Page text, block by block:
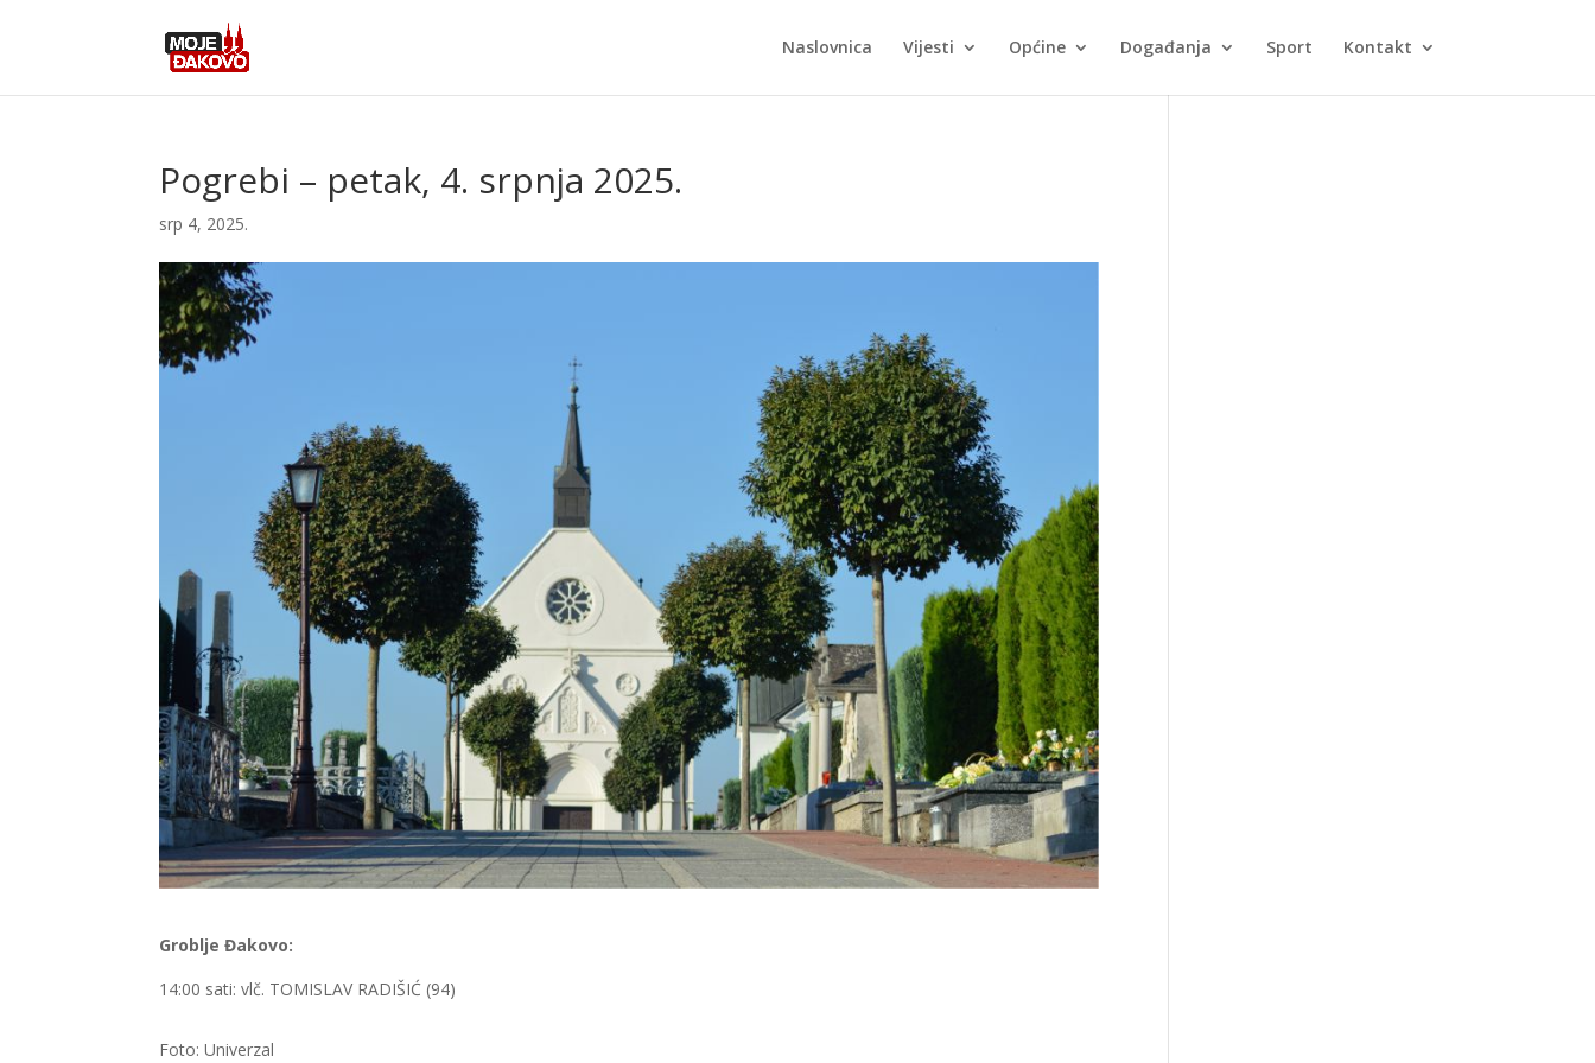
Naslovnica Vijesti Općine Događanja Sport Kontakt
Pogrebi – petak, 4. srpnja 2025.
srp 4, 2025.
Groblje Đakovo:
14:00 sati: vlč. TOMISLAV RADIŠIĆ (94)
Foto: Univerzal